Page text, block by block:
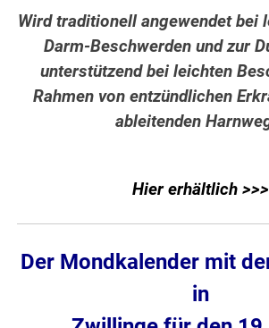
Wird traditionell angewendet bei
Darm-Beschwerden und zur
unterstützend bei leichten
Rahmen von entzündlichen
ableitenden
Hier erhältlich >>>
Der Mondkalender mit
in